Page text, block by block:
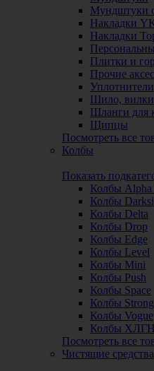
Мундштуки
Накладки
Накладки
Плитки и
Прочие
Уплотнители
Шило,
Шланги для
Щипцы
Посмотреть все
Колбы
Показать
Колбы Alpha
Колбы
Колбы Delta
Колбы Drop
Колбы Edge
Колбы Level
Колбы Mini
Колбы Push
Колбы Space
Колбы Strong
Колбы Vogue
Колбы ХЛГН
Посмотреть все
Чистящие средства